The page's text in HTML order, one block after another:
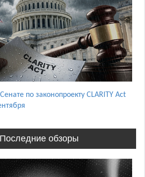
по законопроекту CLARITY Act
Последние обзоры